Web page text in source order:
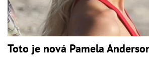
Toto je nová Pamela